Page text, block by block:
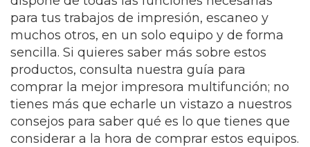
para tus trabajos de impresión, escaneo y
muchos otros, en un solo equipo y de forma
sencilla. Si quieres saber más sobre estos
productos, consulta nuestra guía para
comprar la mejor impresora multifunción; no
tienes más que echarle un vistazo a nuestros
consejos para saber qué es lo que tienes que
considerar a la hora de comprar estos equipos.